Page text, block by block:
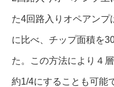
た4回路入りオペアン
に比べ、チップ面積を
た。この方法により４
約1/4にすることも可能